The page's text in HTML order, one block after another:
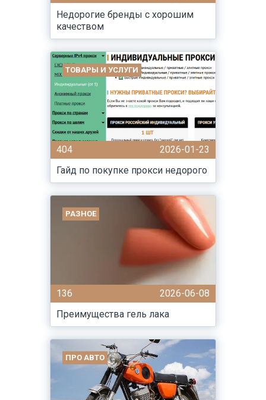
Недорогие бренды с хорошим
качеством
ТОВАРЫ И УСЛУГИ
404
2026-01-23
Гайд по покупке прокси недорого
РАЗНОЕ
136
2026-06-08
Преимущества гель лака
ПРО АВТО